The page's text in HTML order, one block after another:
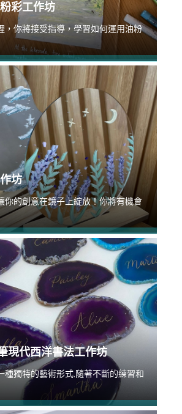
彩工作坊
，你將接受指導，學習如何運用油粉
坊
你的創意在鏡子上綻放！你將有機會
現代西洋書法工作坊
種獨特的藝術形式,隨著不斷的練習和